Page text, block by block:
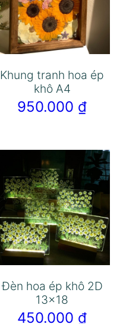
Khung tranh hoa ép
khô A4
950.000 ₫
Đèn hoa ép khô 2D
13×18
450.000 ₫